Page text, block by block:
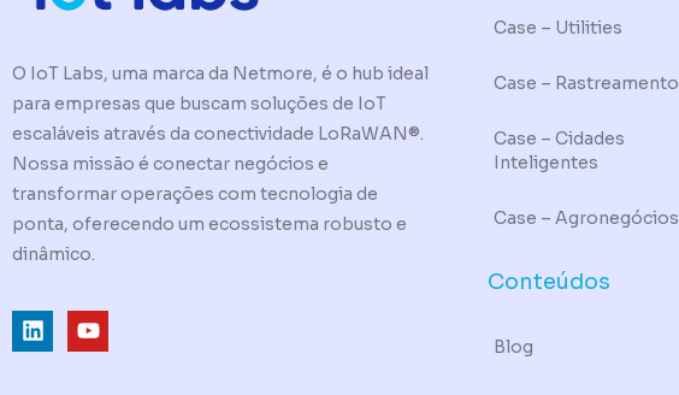
O IoT Labs, uma marca da Netmore, é o hub ideal
para empresas que buscam soluções de IoT
escaláveis através da conectividade LoRaWAN®.
Nossa missão é conectar negócios e
transformar operações com tecnologia de
ponta, oferecendo um ecossistema robusto e
dinâmico.
L
i
Y
o
Case – Utilities
Case – Rastreamento
Case – Cidades
Inteligentes
Case – Agronegócios
Conteúdos
Blog